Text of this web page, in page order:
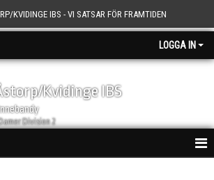
KVIDINGE IBS - VI SATSAR FÖR FRAMTIDEN
LOGGA IN
Kvidinge IBS
Damer Division 2